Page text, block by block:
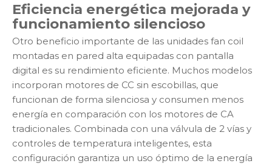
Eficiencia energética mejorada y
funcionamiento silencioso
Otro beneficio importante de las unidades fan coil
montadas en pared alta equipadas con pantalla
digital es su rendimiento eficiente. Muchos modelos
incorporan motores de CC sin escobillas, que
funcionan de forma silenciosa y consumen menos
energía en comparación con los motores de CA
tradicionales. Combinada con una válvula de 2 vías y
controles de temperatura inteligentes, esta
configuración garantiza un uso óptimo de la energía